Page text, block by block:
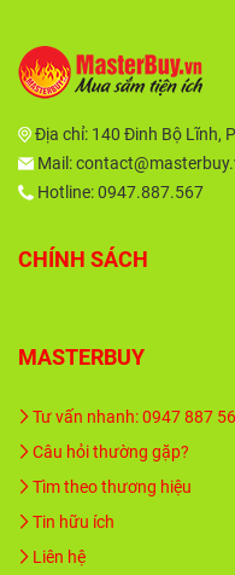
Địa chỉ: 140 Đinh Bộ Lĩnh,
Mail:
Hotline: 0947.887.567
CHÍNH SÁCH
MASTERBUY
Tư vấn nhanh: 0947 887
Câu hỏi thường gặp?
Tìm theo thương hiệu
Tin hữu ích
Liên hệ